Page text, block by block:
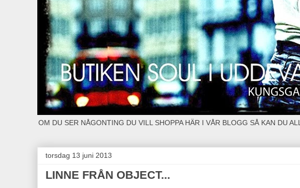
OM DU SER NÅGONTING DU VILL SHOPPA HÄR I VÅR BLOGG SÅ KAN DU
torsdag 13 juni 2013
LINNE FRÅN OBJECT...